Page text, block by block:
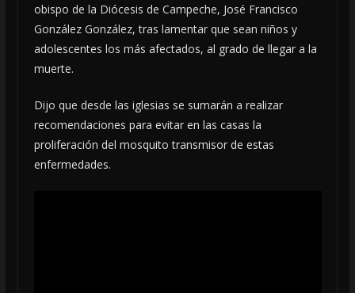
obispo de la Diócesis de Campeche, José Francisco
González González, tras lamentar que sean niños y
adolescentes los más afectados, al grado de llegar a la
muerte.
Dijo que desde las iglesias se sumarán a realizar
recomendaciones para evitar en las casas la
proliferación del mosquito transmisor de estas
enfermedades.